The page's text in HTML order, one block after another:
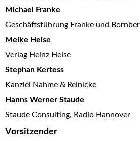
Michael Franke
Geschäftsführung Franke und
Meike Heise
Verlag Heinz Heise
Stephan Kertess
Kanzlei Nahme & Reinicke
Hanns Werner Staude
Staude Consulting, Radio Hannover
Vorsitzender